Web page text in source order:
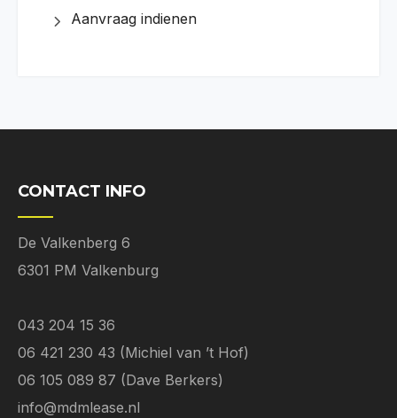
Aanvraag indienen
CONTACT INFO
De Valkenberg 6
6301 PM Valkenburg
043 204 15 36
06 421 230 43 (Michiel van ’t Hof)
06 105 089 87 (Dave Berkers)
info@mdmlease.nl